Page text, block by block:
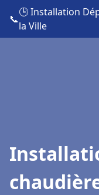
📞
🕒 Installation
la Ville